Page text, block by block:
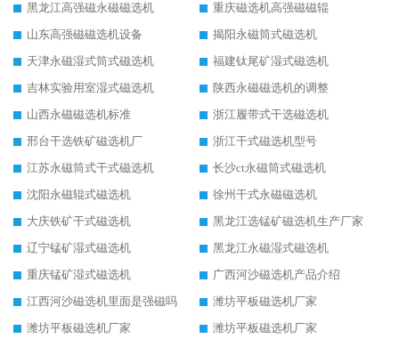
黑龙江高强磁永磁磁选机
重庆磁选机高强磁磁辊
山东高强磁磁选机设备
揭阳永磁筒式磁选机
天津永磁湿式筒式磁选机
福建钛尾矿湿式磁选机
吉林实验用室湿式磁选机
陕西永磁磁选机的调整
山西永磁磁选机标准
浙江履带式干选磁选机
邢台干选铁矿磁选机厂
浙江干式磁选机型号
江苏永磁筒式干式磁选机
长沙ct永磁筒式磁选机
沈阳永磁辊式磁选机
徐州干式永磁磁选机
大庆铁矿干式磁选机
黑龙江选锰矿磁选机生产厂家
辽宁锰矿湿式磁选机
黑龙江永磁湿式磁选机
重庆锰矿湿式磁选机
广西河沙磁选机产品介绍
江西河沙磁选机里面是强磁吗
潍坊平板磁选机厂家
潍坊平板磁选机厂家
潍坊平板磁选机厂家